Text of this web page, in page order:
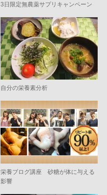
3日限定無農薬サプリキャンペーン
自分の栄養素分析
栄養ブログ講座 砂糖が体に与える
影響